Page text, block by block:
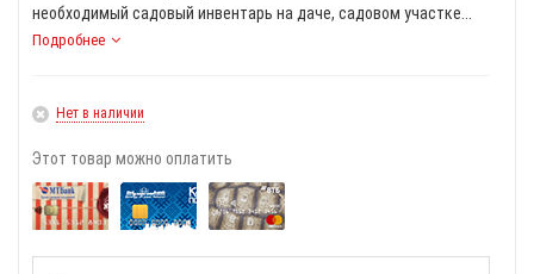
необходимый садовый инвентарь на даче, садовом участке...
Подробнее
Нет в наличии
Этот товар можно оплатить